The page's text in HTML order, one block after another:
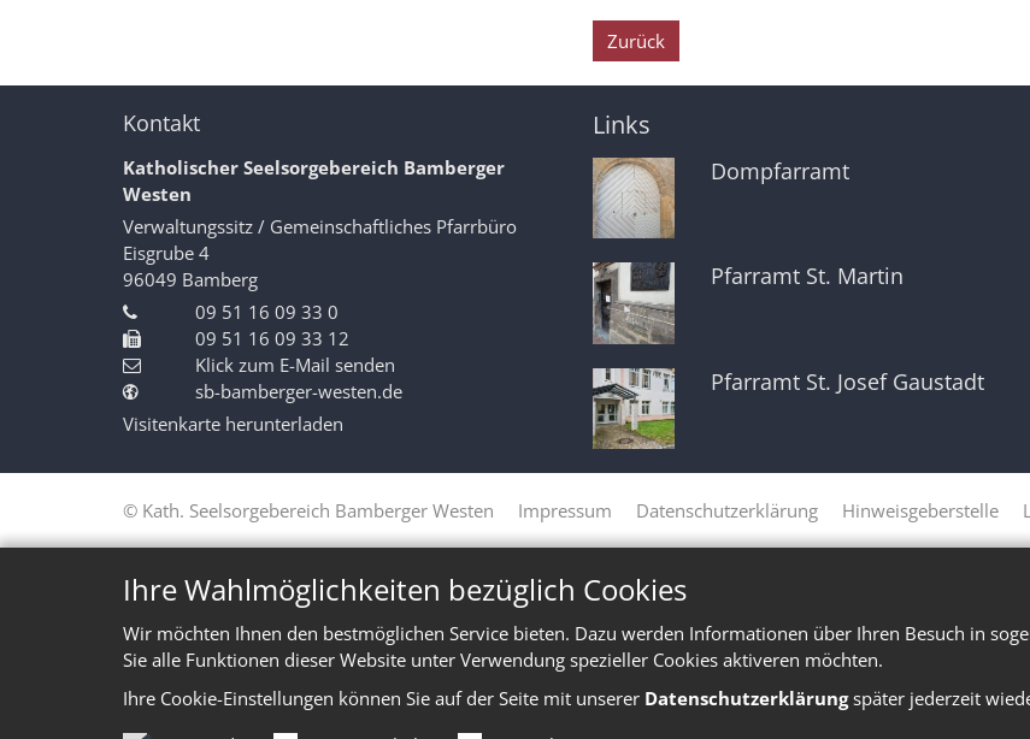
Ihre Wahlmöglichkeiten bezüglich Cookies
Wir möchten Ihnen den bestmöglichen Service bieten. Dazu werden Informationen über Ihren Besuch in
Sie alle Funktionen dieser Website unter Verwendung spezieller Cookies aktiveren möchten.
Ihre Cookie-Einstellungen können Sie auf der Seite mit unserer Datenschutzerklärungspäter jederzeit
Zurück
Kontakt
Katholischer Seelsorgebereich Bamberger
Westen
Verwaltungssitz / Gemeinschaftliches Pfarrbüro
Eisgrube 4
96049 Bamberg
09 51 16 09 33 0
09 51 16 09 33 12
Klick zum E-Mail senden
sb-bamberger-westen.de
Visitenkarte herunterladen
Links
Dompfarramt
Pfarramt St. Martin
Pfarramt St. Josef Gaustadt
© Kath. Seelsorgebereich Bamberger Westen Impressum Datenschutzerklärung Hinweisgeberstelle